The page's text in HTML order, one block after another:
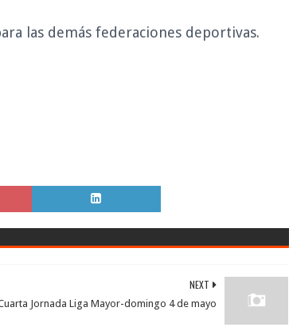
las demás federaciones deportivas.
NEXT
Jornada Liga Mayor-domingo 4 de mayo